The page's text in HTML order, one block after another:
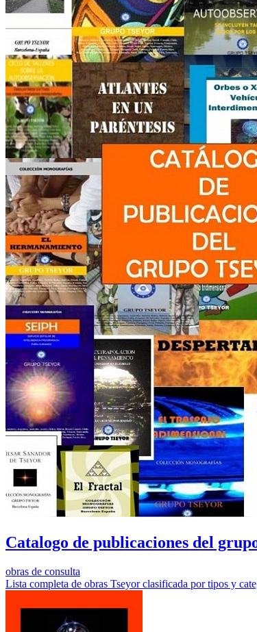
Catalogo de publicaciones del
obras de consulta
Lista completa de obras Tseyor clasificada por tipos y